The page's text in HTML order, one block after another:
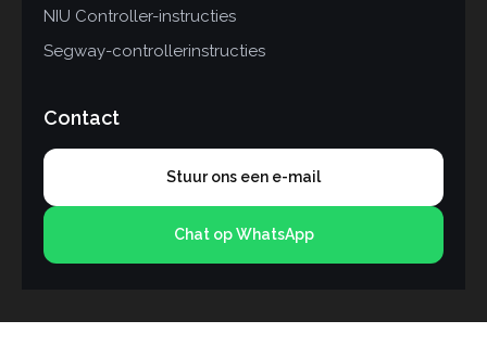
NIU Controller-instructies
Segway-controllerinstructies
Contact
Stuur ons een e-mail
Chat op WhatsApp